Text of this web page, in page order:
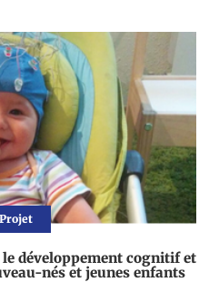
Projet
développement cognitif et
nés et jeunes enfants